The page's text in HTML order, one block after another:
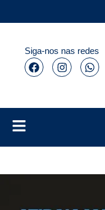
Siga-nos nas redes